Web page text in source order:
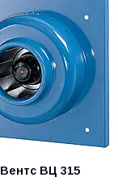
Вентс ВЦ 315